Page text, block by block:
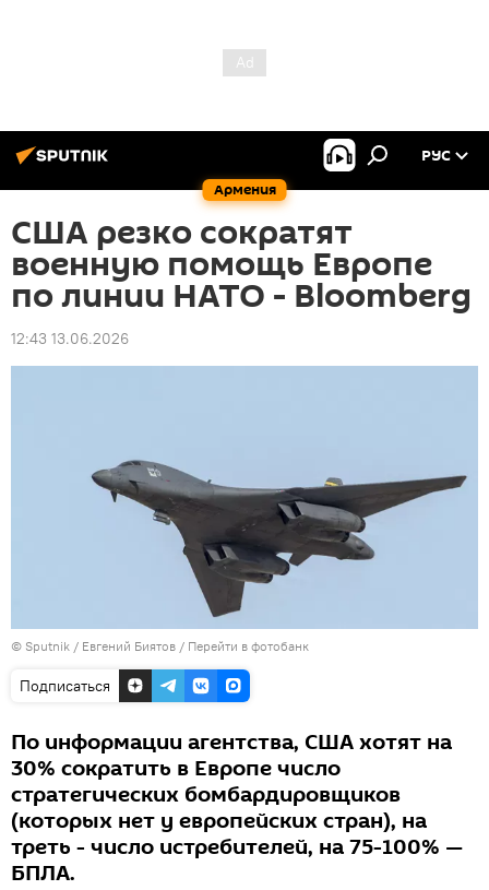
Армения
РУС
США резко сократят
военную помощь Европе
по линии НАТО - Bloomberg
12:43 13.06.2026
© Sputnik / Евгений Биятов / Перейти в фотобанк
Подписаться
По информации агентства, США хотят на
30% сократить в Европе число
стратегических бомбардировщиков
(которых нет у европейских стран), на
треть - число истребителей, на 75-100% —
БПЛА.